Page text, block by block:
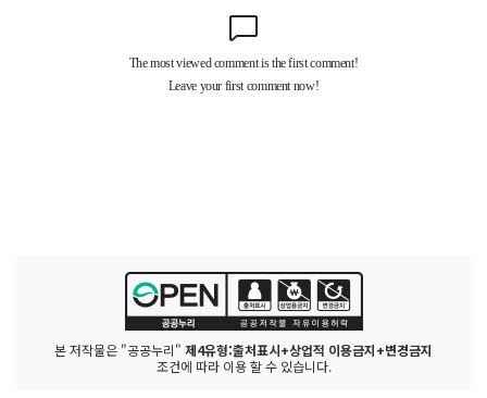
본 저작물은 "공공누리" 제4유형:출처표시+상업적 이용금지+변경금지
조건에 따라 이용 할 수 있습니다.